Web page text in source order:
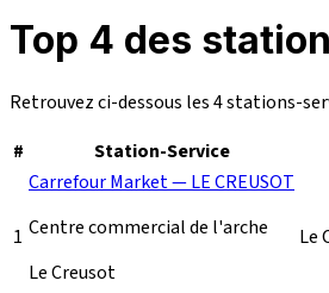
Top 4 des
Retrouvez ci-dessous les 4 stations-
#
Station-Service
1
Carrefour Market — LE CREUSOT
Centre commercial de l'arche
Le Creusot
Le